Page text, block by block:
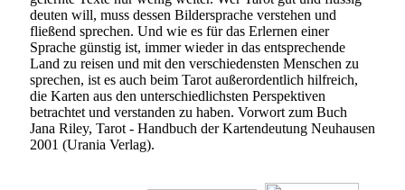
deuten will, muss dessen Bildersprache verstehen und
fließend sprechen. Und wie es für das Erlernen einer
Sprache günstig ist, immer wieder in das entsprechende
Land zu reisen und mit den verschiedensten Menschen zu
sprechen, ist es auch beim Tarot außerordentlich hilfreich,
die Karten aus den unterschiedlichsten Perspektiven
betrachtet und verstanden zu haben. Vorwort zum Buch
Jana Riley, Tarot - Handbuch der Kartendeutung Neuhausen
2001 (Urania Verlag).